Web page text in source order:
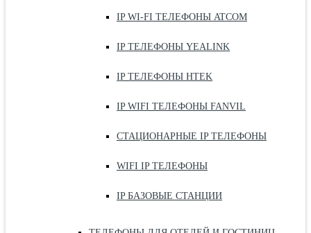
IP WI-FI ТЕЛЕФОНЫ ATCOM
IP ТЕЛЕФОНЫ YEALINK
IP ТЕЛЕФОНЫ HTEK
IP WIFI ТЕЛЕФОНЫ FANVIL
СТАЦИОНАРНЫЕ IP ТЕЛЕФОНЫ
WIFI IP ТЕЛЕФОНЫ
IP БАЗОВЫЕ СТАНЦИИ